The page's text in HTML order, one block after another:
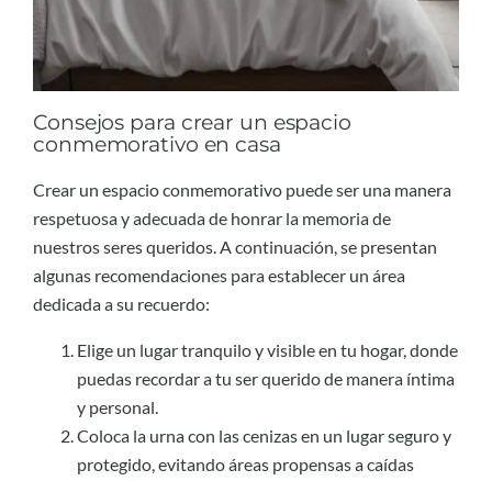
Consejos para crear un espacio
conmemorativo en casa
Crear un espacio conmemorativo puede ser una manera
respetuosa y adecuada de honrar la memoria de
nuestros seres queridos. A continuación, se presentan
algunas recomendaciones para establecer un área
dedicada a su recuerdo:
Elige un lugar tranquilo y visible en tu hogar, donde
puedas recordar a tu ser querido de manera íntima
y personal.
Coloca la urna con las cenizas en un lugar seguro y
protegido, evitando áreas propensas a caídas